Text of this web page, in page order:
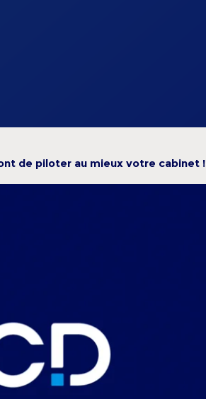
de piloter au mieux votre cabinet !